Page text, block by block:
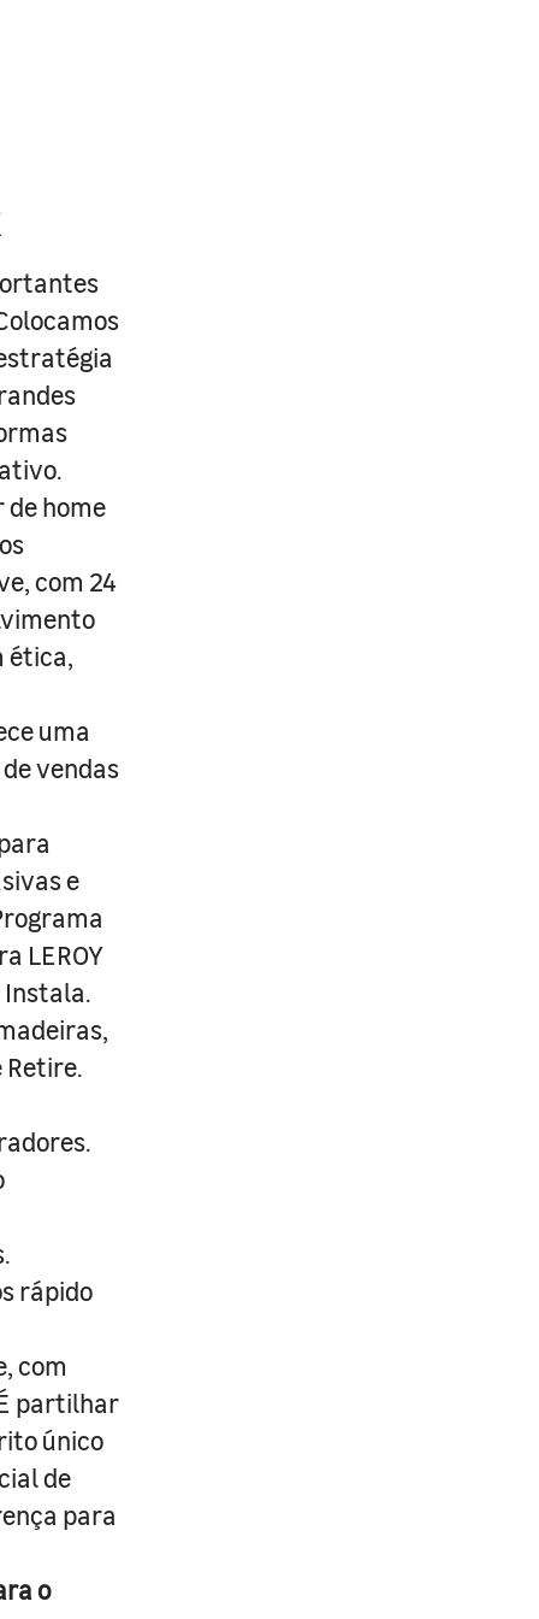
de home
com 24
ética,
uma
vendas
e
LEROY
Instala.
Retire.
rápido
com
partilhar
único
de
para
o